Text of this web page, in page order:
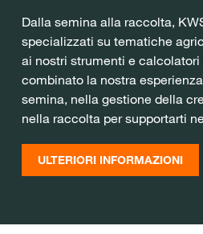
Dalla semina alla raccolta,
specializzati su tematiche
ai nostri strumenti e
combinato la nostra
semina, nella gestione della
nella raccolta per supportarti
ULTERIORI INFORMAZIONI